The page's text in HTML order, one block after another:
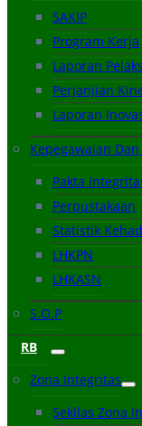
SAKIP
Program Kerja
Laporan
Perjanjian
Laporan
Kepegawaian
Pakta
Perpustakaan
Statistik
LHKPN
LHKASN
S.O.P
RB
Zona Integritas
Sekilas Zona